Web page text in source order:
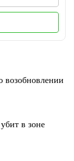
возобновлении
в зоне